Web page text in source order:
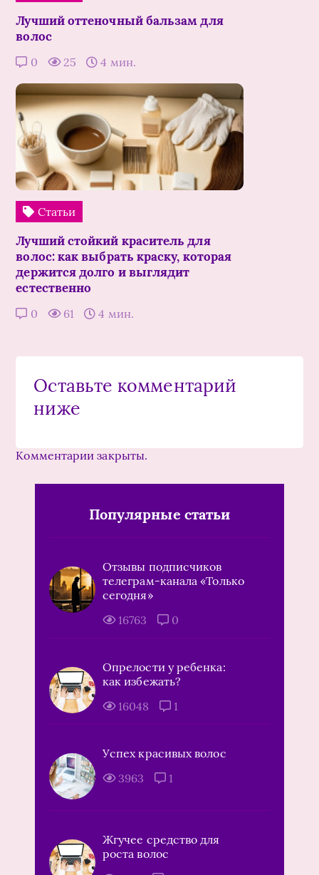
Лучший оттеночный бальзам для
волос
0 25 4 мин.
Статьи
Лучший стойкий краситель для
волос: как выбрать краску, которая
держится долго и выглядит
естественно
0 61 4 мин.
Оставьте комментарий
ниже
Комментарии закрыты.
Популярные статьи
Отзывы подписчиков
телеграм-канала «Только
сегодня»
16763
0
Опрелости у ребенка:
как избежать?
16048
1
Успех красивых волос
3963
1
Жгучее средство для
роста волос